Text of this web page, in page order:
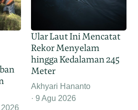
Ular Laut Ini Mencatat
Rekor Menyelam
hingga Kedalaman 245
Meter
Akhyari Hananto
9 Agu 2026